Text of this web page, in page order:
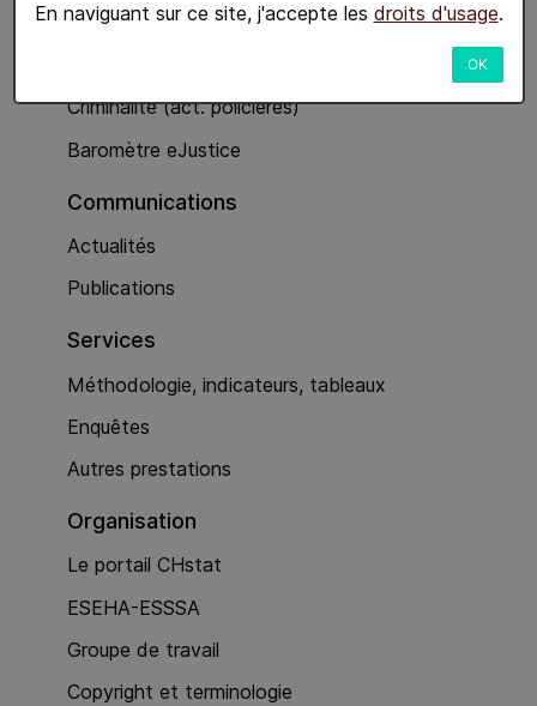
En naviguant sur ce site, j'accepte les droits d'usage.
OK
Economie
Criminalité (act. policières)
Baromètre eJustice
Communications
Actualités
Publications
Services
Méthodologie, indicateurs, tableaux
Enquêtes
Autres prestations
Organisation
Le portail CHstat
ESEHA-ESSSA
Groupe de travail
Copyright et terminologie